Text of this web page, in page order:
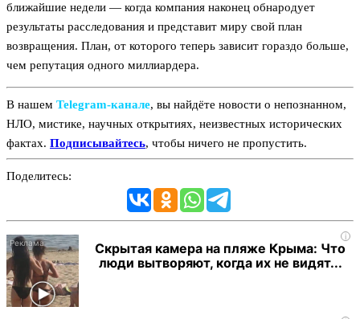
ближайшие недели — когда компания наконец обнародует
результаты расследования и представит миру свой план
возвращения. План, от которого теперь зависит гораздо больше,
чем репутация одного миллиардера.
В нашем Telegram‑канале, вы найдёте новости о непознанном,
НЛО, мистике, научных открытиях, неизвестных исторических
фактах. Подписывайтесь, чтобы ничего не пропустить.
Поделитесь:
i
Скрытая камера на пляже Крыма: Что
люди вытворяют, когда их не видят...